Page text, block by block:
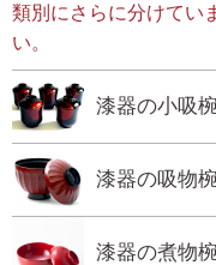
類別にさらに分けてい
い。
漆器の小吸
漆器の吸物
漆器の煮物